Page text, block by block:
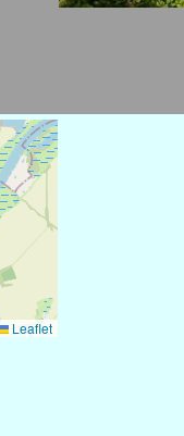
Leaflet